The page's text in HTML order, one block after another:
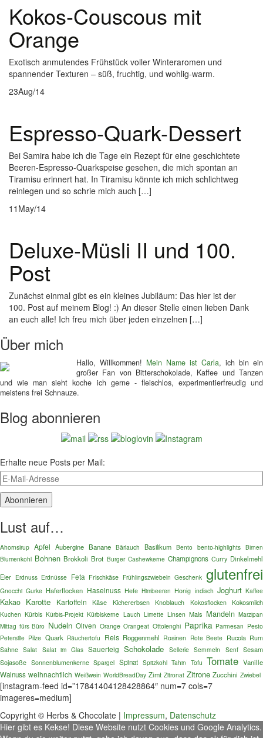
Kokos-Couscous mit
Orange
Exotisch anmutendes Frühstück voller Winteraromen und
spannender Texturen – süß, fruchtig, und wohlig-warm.
23Aug/14
Espresso-Quark-Dessert
Bei Samira habe ich die Tage ein Rezept für eine geschichtete
Beeren-Espresso-Quarkspeise gesehen, die mich spontan an
Tiramisu erinnert hat. In Tiramisu könnte ich mich schlichtweg
reinlegen und so schrie mich auch […]
11 May/14
Deluxe-Müsli II und 100.
Post
Zunächst einmal gibt es ein kleines Jubiläum: Das hier ist der
100. Post auf meinem Blog! :) An dieser Stelle einen lieben Dank
an euch alle! Ich freu mich über jeden einzelnen […]
Über mich
Hallo, Willkommen! Mein Name ist Carla, ich bin ein
großer Fan von Bitterschokolade, Kaffee und Tanzen
und wie man sieht koche ich gerne - fleischlos, experimentierfreudig und
meistens frei Schnauze.
Blog abonnieren
Erhalte neue Posts per Mail:
Lust auf…
Ahornsirup Apfel Aubergine Banane Bärlauch Basilikum Bento bento-highlights Birnen
Blumenkohl Bohnen Brokkoli Brot Burger Cashewkerne Champignons Curry Dinkelmehl
Eier Erdnuss Erdnüsse Feta Frischkäse Frühlingszwiebeln Geschenk glutenfrei
Gnocchi Gurke Haferflocken Haselnuss Hefe Himbeeren Honig indisch Joghurt Kaffee
Kakao Karotte Kartoffeln Käse Kichererbsen Knoblauch Kokosflocken Kokosmilch
Kuchen Kürbis Kürbis-Projekt Kürbiskerne Lauch Limette Linsen Mais Mandeln Marzipan
Mittag fürs Büro Nudeln Oliven Orange Orangeat Ottolenghi Paprika Parmesan Pesto
Petersilie Pilze Quark Räuchertofu Reis Roggenmehl Rosinen Rote Beete Rucola Rum
Sahne
Salat Salat im Glas Sauerteig Schokolade Sellerie Semmeln Senf Sesam
Sojasoße Sonnenblumenkerne Spargel Spinat Spitzkohl Tahin Tofu Tomate Vanille
Walnuss weihnachtlich Weißwein WorldBreadDay Zimt Zitronat Zitrone Zucchini Zwiebel
[instagram-feed id=”17841404128428864″ num=7 cols=7
imageres=medium]
Copyright © Herbs & Chocolate | Impressum, Datenschutz
Hier gibt es Kekse! Diese Website nutzt Cookies und Google Analytics.